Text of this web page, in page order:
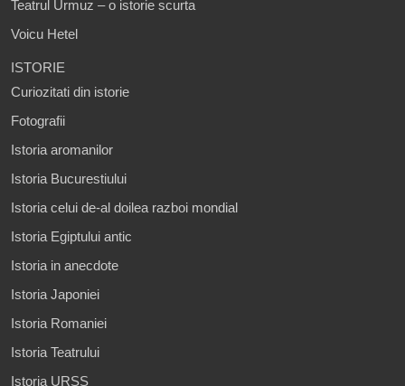
Teatrul Urmuz – o istorie scurta
Voicu Hetel
ISTORIE
Curiozitati din istorie
Fotografii
Istoria aromanilor
Istoria Bucurestiului
Istoria celui de-al doilea razboi mondial
Istoria Egiptului antic
Istoria in anecdote
Istoria Japoniei
Istoria Romaniei
Istoria Teatrului
Istoria URSS